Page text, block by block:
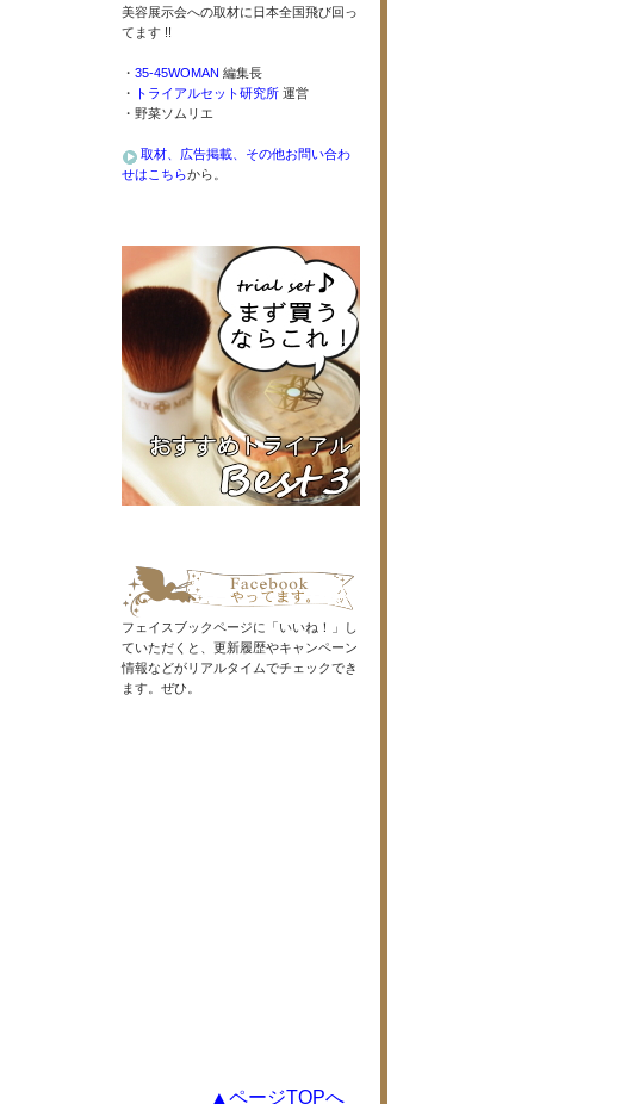
美容展示会への取材に日本全国飛び回っ
てます !!
・ 35-45WOMAN 編集長
・
トライアルセット研究所 運営
・野菜ソムリエ
取材、広告掲載、その他お問い合わ
せはこちらから。
フェイスブックページに「いいね！」し
ていただくと、更新履歴やキャンペーン
情報などがリアルタイムでチェックでき
ます。ぜひ。
▲ページTOPへ